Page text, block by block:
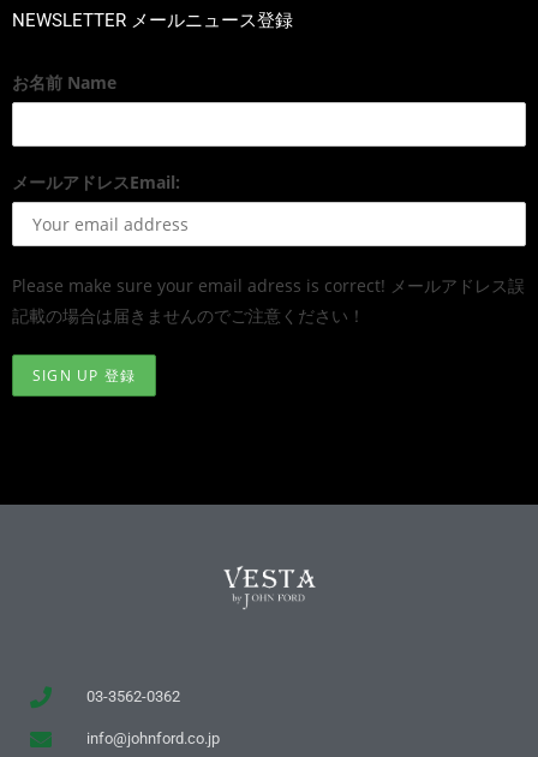
NEWSLETTER メールニュース登録
お名前 Name
メールアドレスEmail:
Please make sure your email adress is correct! メールアドレス誤
記載の場合は届きませんのでご注意ください！
03-3562-0362
info@johnford.co.jp